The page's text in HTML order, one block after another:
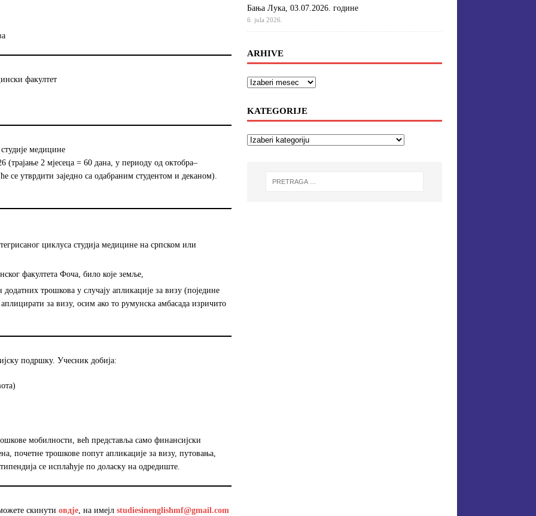
факултет
медицине
(трајање 2 мјесеца = 60 дана, у периоду од октобра–
се утврдити заједно са одабраним студентом и деканом).
циклуса студија медицине на српском или
факултета Фоча, било које земље,
додатних трошкова у случају апликације за визу (поједине
за визу, осим ако то румунска амбасада изричито
подршку. Учесник добија:
мобилности, већ представља само финансијски
почетне трошкове попут апликације за визу, путовања,
се исплаћује по доласку на одредиште.
скинути овдје, на имејл studiesinenglishmf@gmail.com
Бања Лука, 03.07.2026. године
6. jula 2026.
ARHIVE
KATEGORIJE